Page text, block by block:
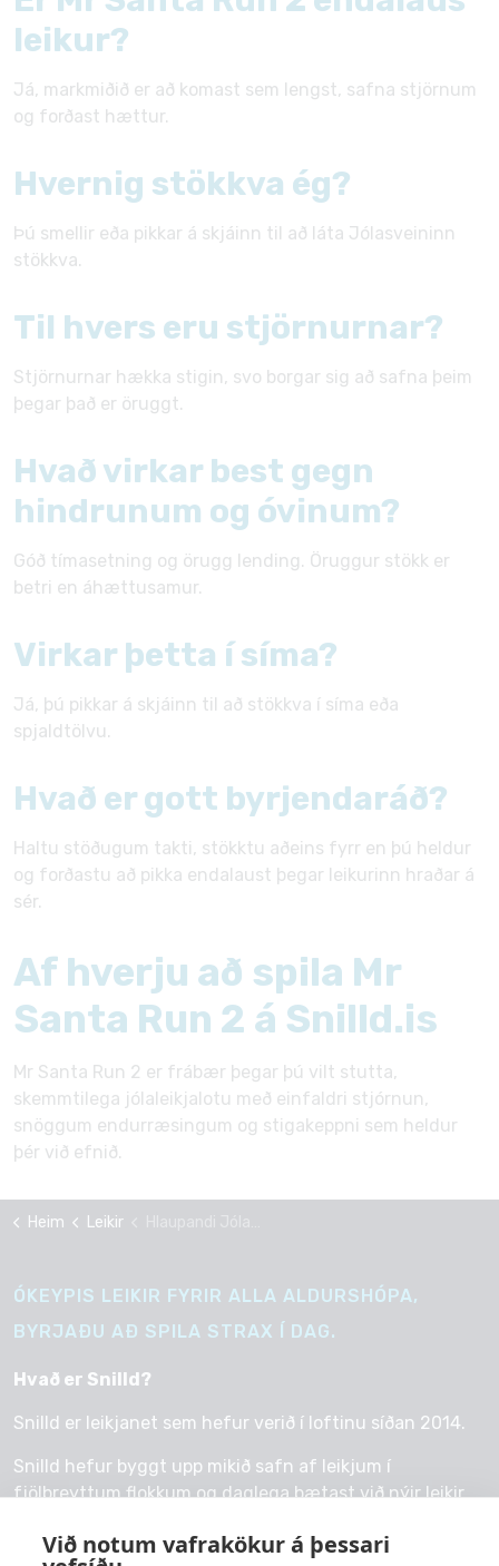
Við notum vafrakökur á þessari
leikur?
Já, markmiðið er að komast sem lengst, safna stjörnum
og forðast hættur.
Hvernig stökkva ég?
Þú smellir eða pikkar á skjáinn til að láta Jólasveininn
stökkva.
Til hvers eru stjörnurnar?
Stjörnurnar hækka stigin, svo borgar sig að safna þeim
þegar það er öruggt.
Hvað virkar best gegn
hindrunum og óvinum?
Góð tímasetning og örugg lending. Öruggur stökk er
betri en áhættusamur.
Virkar þetta í síma?
Já, þú pikkar á skjáinn til að stökkva í síma eða
spjaldtölvu.
Hvað er gott byrjendaráð?
Haltu stöðugum takti, stökktu aðeins fyrr en þú heldur
og forðastu að pikka endalaust þegar leikurinn hraðar á
sér.
Af hverju að spila Mr
Santa Run 2 á Snilld.is
Mr Santa Run 2 er frábær þegar þú vilt stutta,
skemmtilega jólaleikjalotu með einfaldri stjórnun,
snöggum endurræsingum og stigakeppni sem heldur
þér við efnið.
Heim Leikir
ÓKEYPIS LEIKIR FYRIR ALLA ALDURSHÓPA,
BYRJAÐU AÐ SPILA STRAX Í DAG.
Hvað er Snilld?
Snilld er leikjanet sem hefur verið í loftinu síðan 2014.
Snilld hefur byggt upp mikið safn af leikjum í
fjölbreyttum flokkum og daglega bætast við nýir leikir.